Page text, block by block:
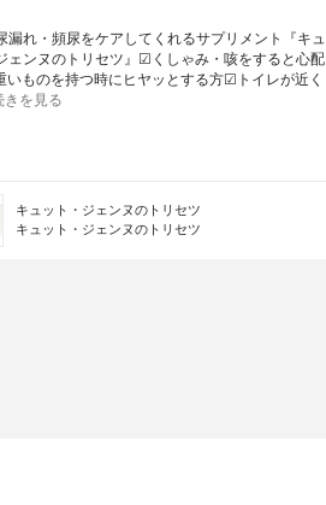
漏れ・頻尿をケアしてくれるサプリメント『キュ
ェンヌのトリセツ』☑くしゃみ・咳をすると心配
ものを持つ時にヒヤッとする方☑トイレが近く
きを見る
キュット・ジェンヌのトリセツ
キュット・ジェンヌのトリセツ